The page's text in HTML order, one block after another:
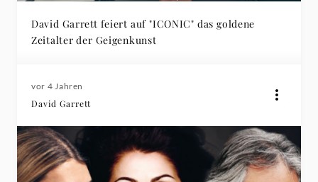
David Garrett feiert auf "ICONIC" das goldene
Zeitalter der Geigenkunst
vor 4 Jahren
David Garrett